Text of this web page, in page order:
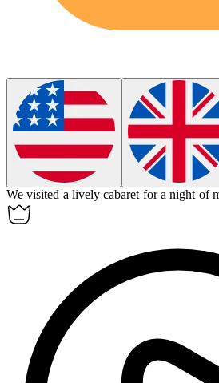
We visited a livelycabaret for a night of